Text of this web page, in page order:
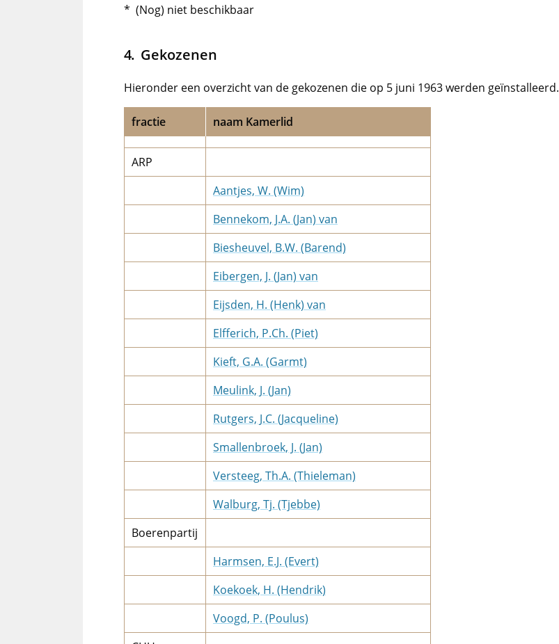
* (Nog) niet beschikbaar
Gekozenen
Hieronder een overzicht van de gekozenen die op 5 juni 1963 werden geïnstalleerd.
fractie naam Kamerlid
ARP
Aantjes, W. (Wim)
Bennekom, J.A. (Jan) van
Biesheuvel, B.W. (Barend)
Eibergen, J. (Jan) van
Eijsden, H. (Henk) van
Elfferich, P.Ch. (Piet)
Kieft, G.A. (Garmt)
Meulink, J. (Jan)
Rutgers, J.C. (Jacqueline)
Smallenbroek, J. (Jan)
Versteeg, Th.A. (Thieleman)
Walburg, Tj. (Tjebbe)
Boerenpartij
Harmsen, E.J. (Evert)
Koekoek, H. (Hendrik)
Voogd, P. (Poulus)